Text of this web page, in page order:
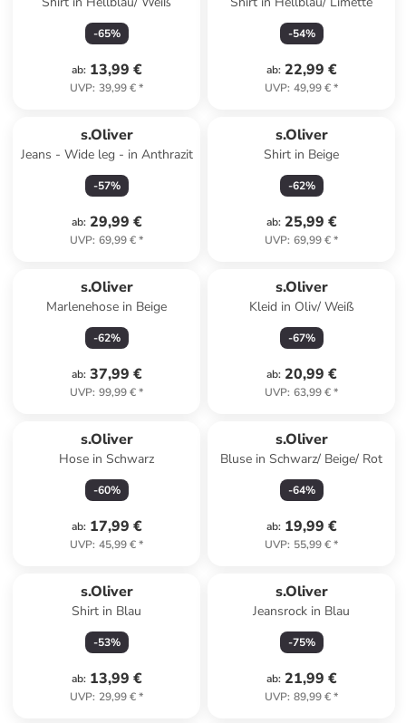
-65%
ab: 13,99 €
UVP: 39,99 €*
-54%
ab: 22,99 €
UVP: 49,99 €*
s.Oliver
Jeans - Wide leg - in Anthrazit
-57%
ab: 29,99 €
UVP: 69,99 €*
s.Oliver
Shirt in Beige
-62%
ab: 25,99 €
UVP: 69,99 €*
s.Oliver
Marlenehose in Beige
-62%
ab: 37,99 €
UVP: 99,99 €*
s.Oliver
Kleid in Oliv/ Weiß
-67%
ab: 20,99 €
UVP: 63,99 €*
s.Oliver
Hose in Schwarz
-60%
ab: 17,99 €
UVP: 45,99 €*
s.Oliver
Bluse in Schwarz/ Beige/ Rot
-64%
ab: 19,99 €
UVP: 55,99 €*
s.Oliver
Shirt in Blau
-53%
ab: 13,99 €
UVP: 29,99 €*
s.Oliver
Jeansrock in Blau
-75%
ab: 21,99 €
UVP: 89,99 €*